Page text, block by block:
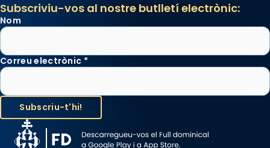
Subscriviu-vos al nostre butlletí electrònic:
Nom
Correu electrònic *